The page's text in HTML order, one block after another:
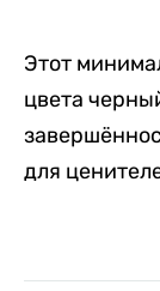
Этот
цвета
для